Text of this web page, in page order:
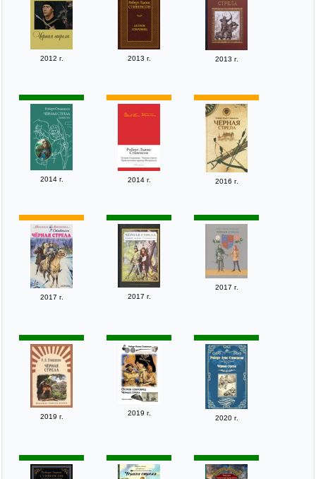
2012 г. 2013 г. 2013 г.
2014 г. 2014 г. 2016 г.
2017 г. 2017 г.
2017 г.
2019 г. 2019 г.
2020 г.